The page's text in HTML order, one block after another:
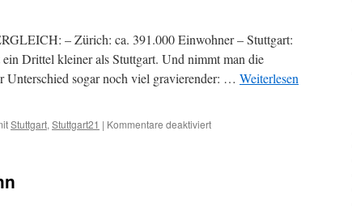
– Zürich: ca. 391.000 Einwohner – Stuttgart:
Drittel kleiner als Stuttgart. Und nimmt man die
Unterschied sogar noch viel gravierender: … Weiterlesen
Stuttgart, Stuttgart21 | Kommentare deaktiviertfür